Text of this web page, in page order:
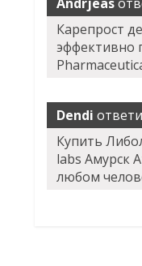
Карепрост
эффективно
Dendi
Купить
labs Амурск
любом